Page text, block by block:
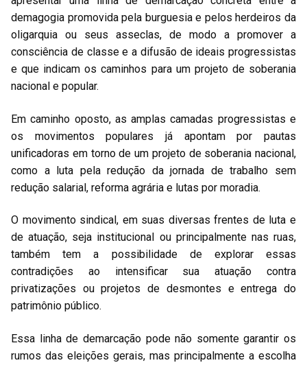
demagogia promovida pela burguesia e pelos herdeiros da
oligarquia ou seus asseclas, de modo a promover a
consciência de classe e a difusão de ideais progressistas
e que indicam os caminhos para um projeto de soberania
nacional e popular.
Em caminho oposto, as amplas camadas progressistas e
os movimentos populares já apontam por pautas
unificadoras em torno de um projeto de soberania nacional,
como a luta pela redução da jornada de trabalho sem
redução salarial, reforma agrária e lutas por moradia.
O movimento sindical, em suas diversas frentes de luta e
de atuação, seja institucional ou principalmente nas ruas,
também tem a possibilidade de explorar essas
contradições ao intensificar sua atuação contra
privatizações ou projetos de desmontes e entrega do
patrimônio público.
Essa linha de demarcação pode não somente garantir os
rumos das eleições gerais, mas principalmente a escolha